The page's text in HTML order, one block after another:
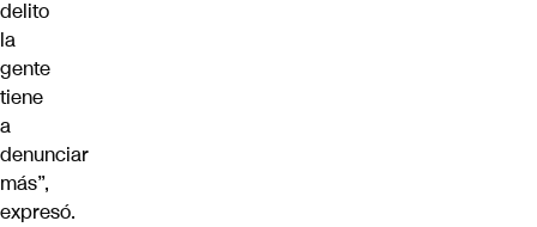
delito
la
gente
tiene
a
denunciar
más”,
expresó.